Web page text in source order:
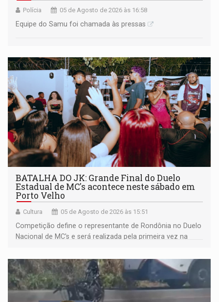
Polícia 05 de Agosto de 2026 às 16:58
Equipe do Samu foi chamada às pressas
BATALHA DO JK: Grande Final do Duelo
Estadual de MC's acontece neste sábado em
Porto Velho
Cultura 05 de Agosto de 2026 às 15:51
Competição define o representante de Rondônia no Duelo
Nacional de MC's e será realizada pela primeira vez na